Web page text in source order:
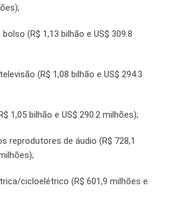
(R$ 1,13 bilhão e US$ 309.8
(R$ 1,08 bilhão e US$ 294.3
1,05 bilhão e US$ 290.2 milhões);
reprodutores de áudio (R$ 728,1
cicloelétrico (R$ 601,9 milhões e